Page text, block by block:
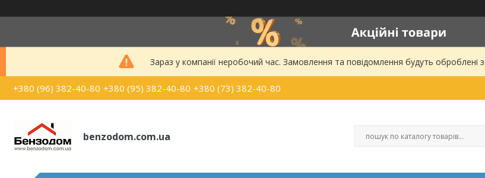
Зараз у компанії неробочий час. Замовлення та повідомлення будуть
+380 (96) 382-40-80 +380 (95) 382-40-80 +380 (73) 382-40-80
benzodom.com.ua